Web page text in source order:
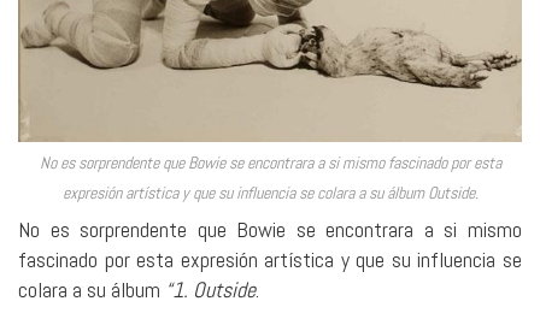
No es sorprendente que Bowie se encontrara a si mismo fascinado por esta
expresión artística y que su influencia se colara a su álbum Outside.
No es sorprendente que Bowie se encontrara a si mismo
fascinado por esta expresión artística y que su influencia se
colara a su álbum “1. Outside.